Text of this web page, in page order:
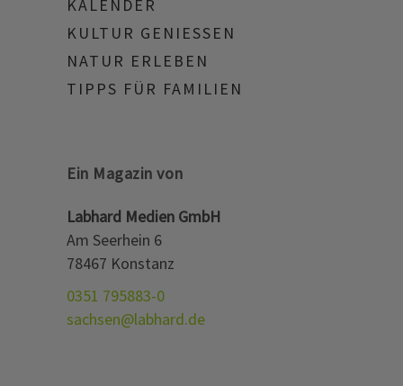
KALENDER
KULTUR GENIESSEN
NATUR ERLEBEN
TIPPS FÜR FAMILIEN
Ein Magazin von
Labhard Medien GmbH
Am Seerhein 6
78467 Konstanz
0351 795883-0
sachsen@labhard.de